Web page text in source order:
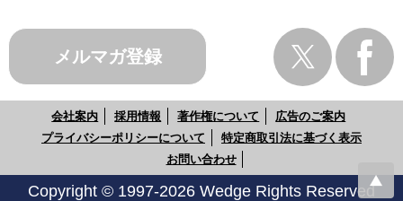
メルマガ登録
会社案内 採用情報 著作権について
広告のご案内
プライバシーポリシーについて
特定商取引法に基づく表示
お問い合わせ
Copyright © 1997-2026 Wedge Rights Reserved